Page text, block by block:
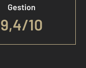
Gestion
9,4/10